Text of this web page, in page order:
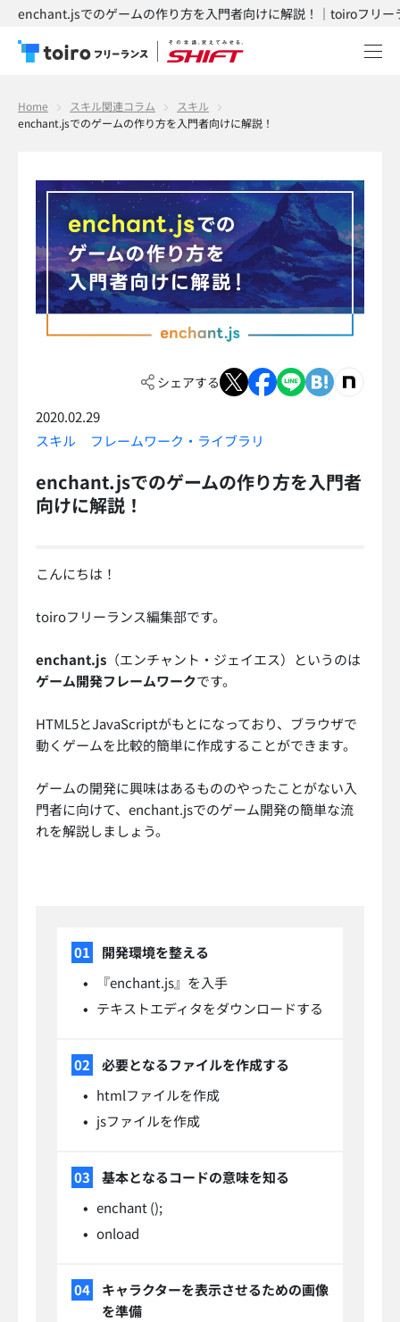
enchant.jsでのゲームの作り方を入門者向けに解説！｜toiroフリー
Home スキル関連コラム
スキル
enchant.jsでのゲームの作り方を入門者向けに解説！
シェアする
2020.02.29
スキル
フレームワーク・ライブラリ
enchant.jsでのゲームの作り方を入門者
向けに解説！
こんにちは！
toiroフリーランス編集部です。
enchant.js （エンチャント・ジェイエス）というのは
ゲーム開発フレームワークです。
HTML5とJavaScriptがもとになっており、ブラウザで
動くゲームを比較的簡単に作成することができます。
ゲームの開発に興味はあるもののやったことがない入
門者に向けて、enchant.jsでのゲーム開発の簡単な流
れを解説しましょう。
開発環境を整える
『enchant.js』を入手
テキストエディタをダウンロードする
必要となるファイルを作成する
htmlファイルを作成
jsファイルを作成
基本となるコードの意味を知る
enchant ();
onload
キャラクターを表示させるための画像
を準備